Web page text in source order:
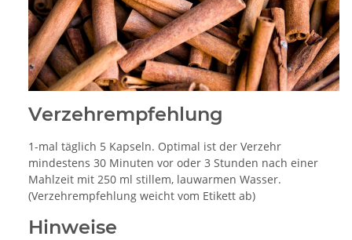
Verzehrempfehlung
1-mal täglich 5 Kapseln. Optimal ist der Verzehr
mindestens 30 Minuten vor oder 3 Stunden nach einer
Mahlzeit mit 250 ml stillem, lauwarmen Wasser.
(Verzehrempfehlung weicht vom Etikett ab)
Hinweise